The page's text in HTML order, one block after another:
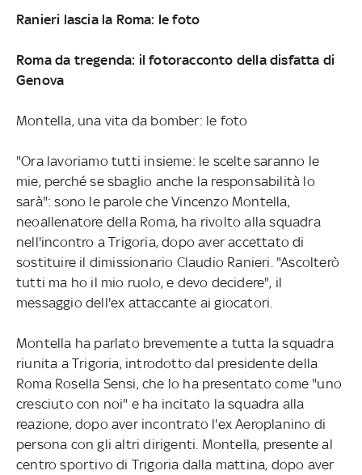
Ranieri lascia la Roma: le foto
Roma da tregenda: il fotoracconto della disfatta di
Genova
Montella, una vita da bomber: le foto
"Ora lavoriamo tutti insieme: le scelte saranno le
mie, perché se sbaglio anche la responsabilità lo
sarà": sono le parole che Vincenzo Montella,
neoallenatore della Roma, ha rivolto alla squadra
nell'incontro a Trigoria, dopo aver accettato di
sostituire il dimissionario Claudio Ranieri. "Ascolterò
tutti ma ho il mio ruolo, e devo decidere", il
messaggio dell'ex attaccante ai giocatori.
Montella ha parlato brevemente a tutta la squadra
riunita a Trigoria, introdotto dal presidente della
Roma Rosella Sensi, che lo ha presentato come "uno
cresciuto con noi" e ha incitato la squadra alla
reazione, dopo aver incontrato l'ex Aeroplanino di
persona con gli altri dirigenti. Montella, presente al
centro sportivo di Trigoria dalla mattina, dopo aver